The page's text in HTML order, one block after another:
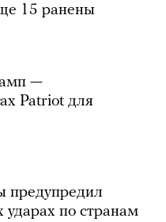
15 ранены
—
Patriot для
предупредил
ударах по странам